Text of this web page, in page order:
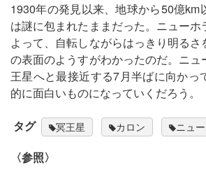
1930年の発見以来、地球から50億km
は謎に包まれたままだった。ニュー
よって、自転しながらはっきり明るさ
の表面のようすがわかったのだ。ニ
王星へと最接近する7月半ばに向かっ
的に面白いものになっていくだろう。
タグ 冥王星 カロン ニュ
〈参照〉